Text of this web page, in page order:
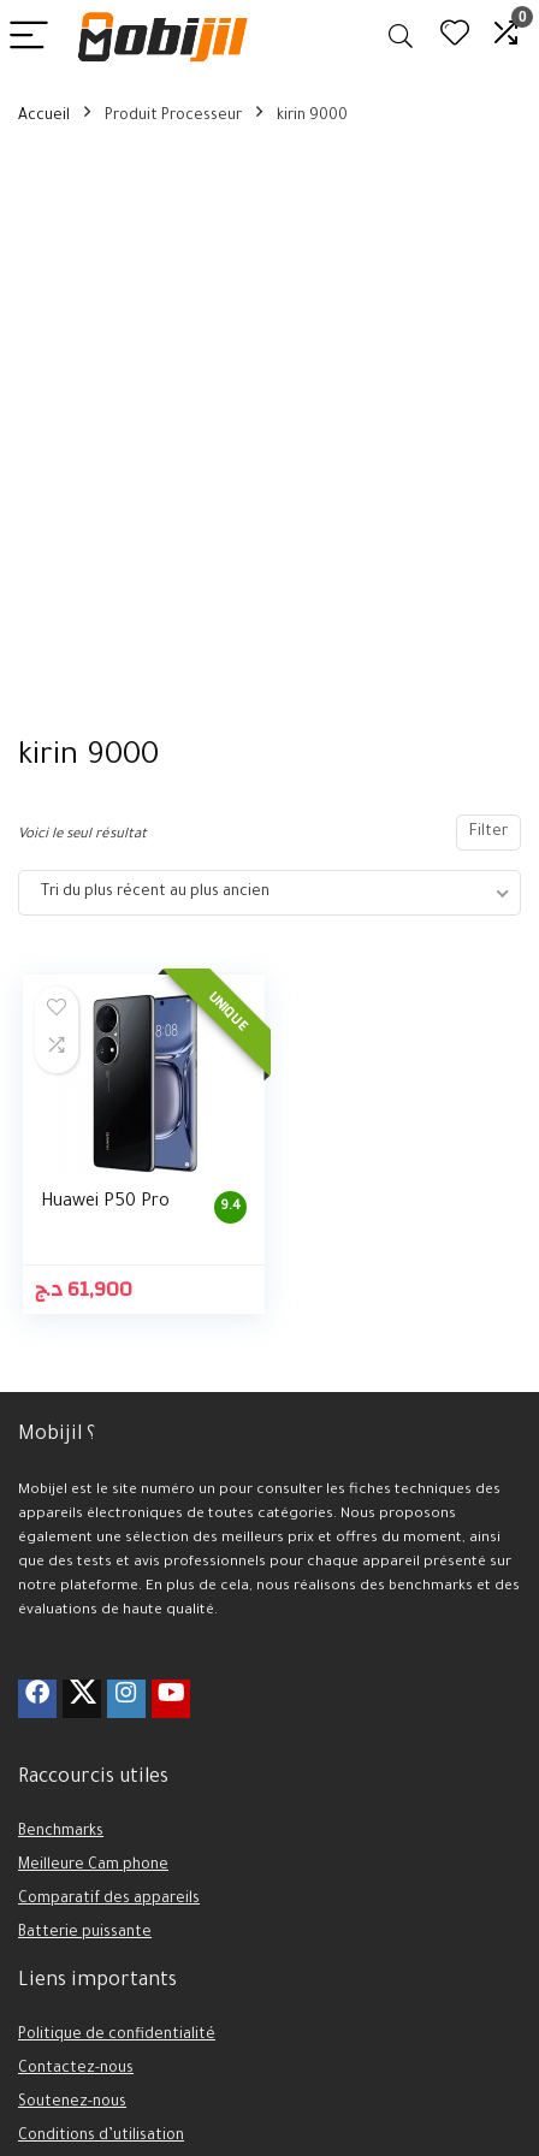
0
Accueil Produit Processeur kirin 9000
kirin 9000
Filter
Voici le seul résultat
Tri du plus récent au plus ancien
UNIQUE
9.4
Huawei P50 Pro
61,900د.ج
Mobijil ؟
Mobijel est le site numéro un pour consulter les fiches techniques des
appareils électroniques de toutes catégories. Nous proposons
également une sélection des meilleurs prix et offres du moment, ainsi
que des tests et avis professionnels pour chaque appareil présenté sur
notre plateforme. En plus de cela, nous réalisons des benchmarks et des
évaluations de haute qualité.
Raccourcis utiles
Benchmarks
Meilleure Cam phone
Comparatif des appareils
Batterie puissante
Liens importants
Politique de confidentialité
Contactez-nous
Soutenez-nous
Conditions d’utilisation